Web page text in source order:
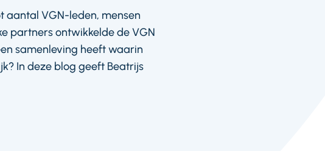
aantal VGN-leden, mensen
partners ontwikkelde de VGN
samenleving heeft waarin
In deze blog geeft Beatrijs